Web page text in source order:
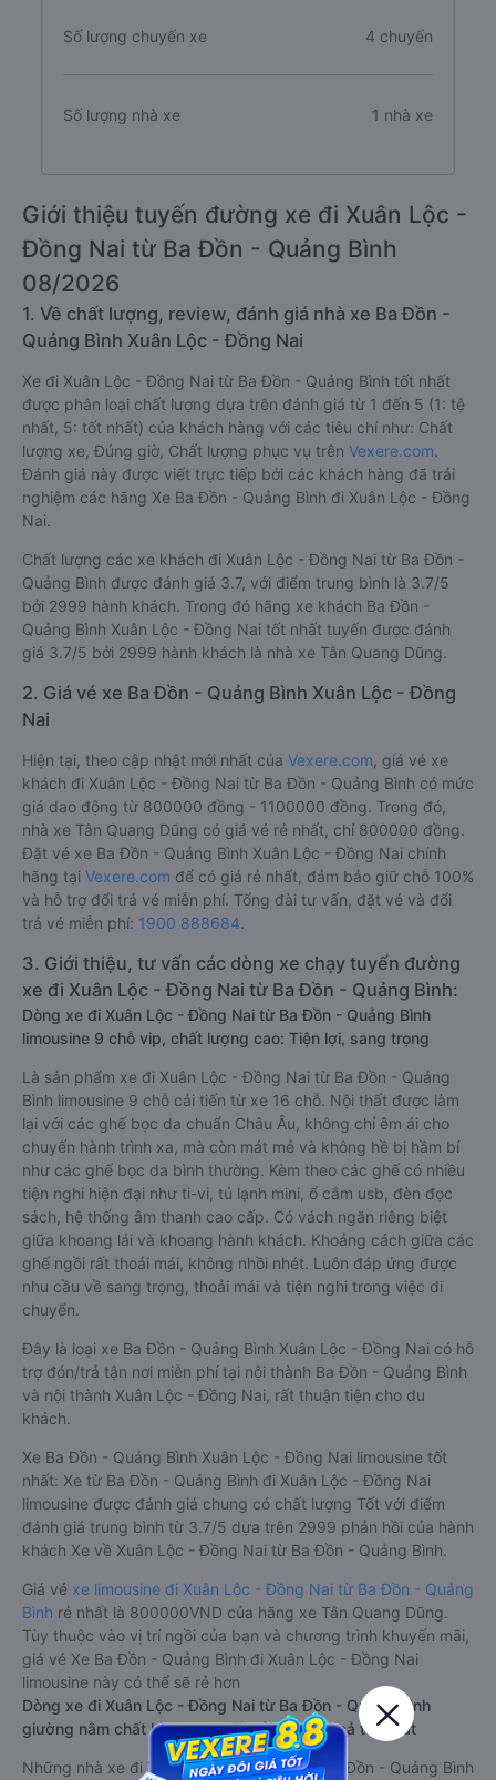
Số lượng chuyến xe 4 chuyến
Số lượng nhà xe 1 nhà xe
Giới thiệu tuyến đường xe đi Xuân Lộc -
Đồng Nai từ Ba Đồn - Quảng Bình
08/2026
1. Về chất lượng, review, đánh giá nhà xe Ba Đồn -
Quảng Bình Xuân Lộc - Đồng Nai
Xe đi Xuân Lộc - Đồng Nai từ Ba Đồn - Quảng Bình tốt nhất
được phân loại chất lượng dựa trên đánh giá từ 1 đến 5 (1: tệ
nhất, 5: tốt nhất) của khách hàng với các tiêu chí như: Chất
lượng xe, Đúng giờ, Chất lượng phục vụ trên Vexere.com.
Đánh giá này được viết trực tiếp bởi các khách hàng đã trải
nghiệm các hãng Xe Ba Đồn - Quảng Bình đi Xuân Lộc - Đồng
Nai.
Chất lượng các xe khách đi Xuân Lộc - Đồng Nai từ Ba Đồn -
Quảng Bình được đánh giá 3.7, với điểm trung bình là 3.7/5
bởi 2999 hành khách. Trong đó hãng xe khách Ba Đồn -
Quảng Bình Xuân Lộc - Đồng Nai tốt nhất tuyến được đánh
giá 3.7/5 bởi 2999 hành khách là nhà xe Tân Quang Dũng.
2. Giá vé xe Ba Đồn - Quảng Bình Xuân Lộc - Đồng
Nai
Hiện tại, theo cập nhật mới nhất của Vexere.com , giá vé xe
khách đi Xuân Lộc - Đồng Nai từ Ba Đồn - Quảng Bình có mức
giá dao động từ 800000 đồng - 1100000 đồng. Trong đó,
nhà xe Tân Quang Dũng có giá vé rẻ nhất, chỉ 800000 đồng.
Đặt vé xe Ba Đồn - Quảng Bình Xuân Lộc - Đồng Nai chính
hãng tại Vexere.com để có giá rẻ nhất, đảm bảo giữ chỗ 100%
và hỗ trợ đổi trả vé miễn phí. Tổng đài tư vấn, đặt vé và đổi
trả vé miễn phí: 1900 888684.
3. Giới thiệu, tư vấn các dòng xe chạy tuyến đường
xe đi Xuân Lộc - Đồng Nai từ Ba Đồn - Quảng Bình:
Dòng xe đi Xuân Lộc - Đồng Nai từ Ba Đồn - Quảng Bình
limousine 9 chỗ vip, chất lượng cao: Tiện lợi, sang trọng
Là sản phẩm xe đi Xuân Lộc - Đồng Nai từ Ba Đồn - Quảng
Bình limousine 9 chỗ cải tiến từ xe 16 chỗ. Nội thất được làm
lại với các ghế bọc da chuẩn Châu Âu, không chỉ êm ái cho
chuyến hành trình xa, mà còn mát mẻ và không hề bị hầm bí
như các ghế bọc da bình thường. Kèm theo các ghế có nhiều
tiện nghi hiện đại như ti-vi, tủ lạnh mini, ổ cắm usb, đèn đọc
sách, hệ thống âm thanh cao cấp. Có vách ngăn riêng biệt
giữa khoang lái và khoang hành khách. Khoảng cách giữa các
ghế ngồi rất thoải mái, không nhồi nhét. Luôn đáp ứng được
nhu cầu về sang trọng, thoải mái và tiện nghi trong việc di
chuyển.
Đây là loại xe Ba Đồn - Quảng Bình Xuân Lộc - Đồng Nai có hỗ
trợ đón/trả tận nơi miễn phí tại nội thành Ba Đồn - Quảng Bình
và nội thành Xuân Lộc - Đồng Nai, rất thuận tiện cho du
khách.
Xe Ba Đồn - Quảng Bình Xuân Lộc - Đồng Nai limousine tốt
nhất: Xe từ Ba Đồn - Quảng Bình đi Xuân Lộc - Đồng Nai
limousine được đánh giá chung có chất lượng Tốt với điểm
đánh giá trung bình từ 3.7/5 dựa trên 2999 phản hồi của hành
khách Xe về Xuân Lộc - Đồng Nai từ Ba Đồn - Quảng Bình.
Giá vé xe limousine đi Xuân Lộc - Đồng Nai từ Ba Đồn - Quảng
Bình rẻ nhất là 800000VND của hãng xe Tân Quang Dũng.
Tùy thuộc vào vị trí ngồi của bạn và chương trình khuyến mãi,
giá vé Xe Ba Đồn - Quảng Bình đi Xuân Lộc - Đồng Nai
limousine này có thể sẽ rẻ hơn
Dòng xe đi Xuân Lộc - Đồng Nai từ Ba Đồn - Quảng Bình
giường nằm chất lượng cao: Thoải mái, giá cả tốt nhất
Những nhà xe đi Xuân Lộc - Đồng Nai từ Ba Đồn - Quảng Bình